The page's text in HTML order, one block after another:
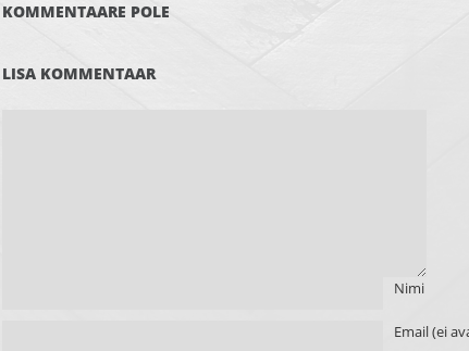
KOMMENTAARE POLE
LISA KOMMENTAAR
Nimi
Email (ei